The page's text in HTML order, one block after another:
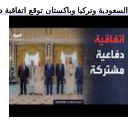
.. السعودية وتركيا وباكستان توقع